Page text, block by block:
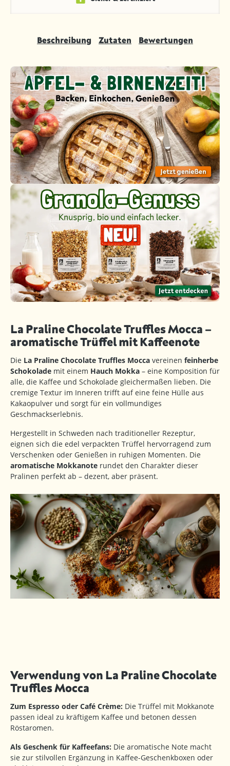
Beschreibung Zutaten Bewertungen
La Praline Chocolate Truffles Mocca –
aromatische Trüffel mit Kaffeenote
Die La Praline Chocolate Truffles Mocca vereinen feinherbe
Schokolade mit einem Hauch Mokka – eine Komposition für
alle, die Kaffee und Schokolade gleichermaßen lieben. Die
cremige Textur im Inneren trifft auf eine feine Hülle aus
Kakaopulver und sorgt für ein vollmundiges
Geschmackserlebnis.
Hergestellt in Schweden nach traditioneller Rezeptur,
eignen sich die edel verpackten Trüffel hervorragend zum
Verschenken oder Genießen in ruhigen Momenten. Die
aromatische Mokkanote rundet den Charakter dieser
Pralinen perfekt ab – dezent, aber präsent.
Verwendung von La Praline Chocolate
Truffles Mocca
Zum Espresso oder Café Crème: Die Trüffel mit Mokkanote
passen ideal zu kräftigem Kaffee und betonen dessen
Röstaromen.
Als Geschenk für Kaffeefans: Die aromatische Note macht
sie zur stilvollen Ergänzung in Kaffee-Geschenkboxen oder